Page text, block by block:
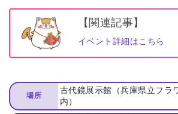
【関連記事】
イベント詳細はこちら
場所
古代鏡展示館（兵庫県立フラ
内）